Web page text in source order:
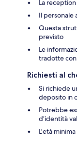
La
Il personale
Questa
previsto
Le
tradotte
Richiesti al
Si richiede
deposito in
Potrebbe
d’identità
L'età